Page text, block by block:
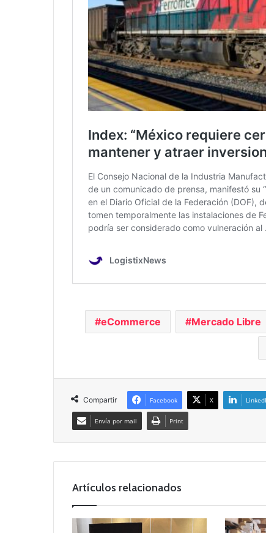
eCommerce Mercado Libre
Compartir Facebook X
Envía por mail Print
Artículos relacionados